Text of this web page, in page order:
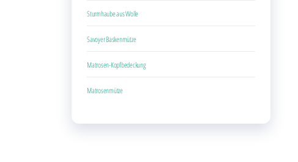
Sturmhaube aus Wolle
Savoyer Baskenmütze
Matrosen-Kopfbedeckung
Matrosenmütze